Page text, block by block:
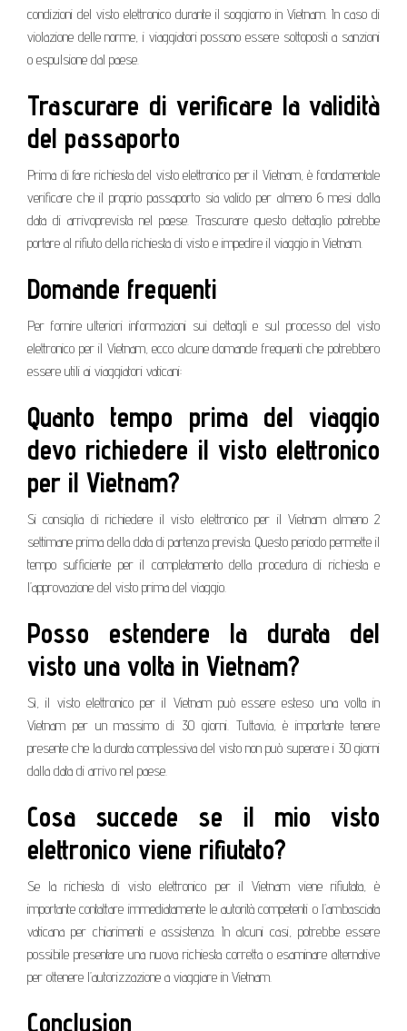
condizioni del visto elettronico durante il soggiorno in Vietnam. In caso di
violazione delle norme, i viaggiatori possono essere sottoposti a sanzioni
o espulsione dal paese.
Trascurare di verificare la validità
del passaporto
Prima di fare richiesta del visto elettronico per il Vietnam, è fondamentale
verificare che il proprio passaporto sia valido per almeno 6 mesi dalla
data di arrivoprevista nel paese. Trascurare questo dettaglio potrebbe
portare al rifiuto della richiesta di visto e impedire il viaggio in Vietnam.
Domande frequenti
Per fornire ulteriori informazioni sui dettagli e sul processo del visto
elettronico per il Vietnam, ecco alcune domande frequenti che potrebbero
essere utili ai viaggiatori vaticani:
Quanto tempo prima del viaggio
devo richiedere il visto elettronico
per il Vietnam?
Si consiglia di richiedere il visto elettronico per il Vietnam almeno 2
settimane prima della data di partenza prevista. Questo periodo permette il
tempo sufficiente per il completamento della procedura di richiesta e
l’approvazione del visto prima del viaggio.
Posso estendere la durata del
visto una volta in Vietnam?
Sì, il visto elettronico per il Vietnam può essere esteso una volta in
Vietnam per un massimo di 30 giorni. Tuttavia, è importante tenere
presente che la durata complessiva del visto non può superare i 30 giorni
dalla data di arrivo nel paese.
Cosa succede se il mio visto
elettronico viene rifiutato?
Se la richiesta di visto elettronico per il Vietnam viene rifiutata, è
importante contattare immediatamente le autorità competenti o l’ambasciata
vaticana per chiarimenti e assistenza. In alcuni casi, potrebbe essere
possibile presentare una nuova richiesta corretta o esaminare alternative
per ottenere l’autorizzazione a viaggiare in Vietnam.
Conclusion